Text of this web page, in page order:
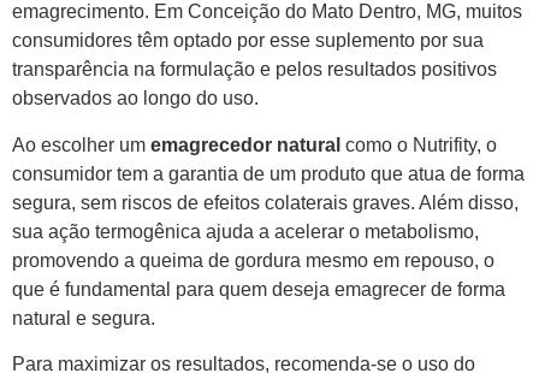
emagrecimento. Em Conceição do Mato Dentro, MG, muitos
consumidores têm optado por esse suplemento por sua
transparência na formulação e pelos resultados positivos
observados ao longo do uso.
Ao escolher um emagrecedor natural como o Nutrifity, o
consumidor tem a garantia de um produto que atua de forma
segura, sem riscos de efeitos colaterais graves. Além disso,
sua ação termogênica ajuda a acelerar o metabolismo,
promovendo a queima de gordura mesmo em repouso, o
que é fundamental para quem deseja emagrecer de forma
natural e segura.
Para maximizar os resultados, recomenda-se o uso do